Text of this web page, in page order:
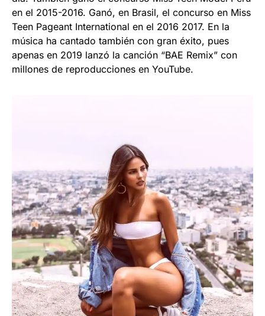
en el 2015-2016. Ganó, en Brasil, el concurso en Miss
Teen Pageant International en el 2016 2017. En la
música ha cantado también con gran éxito, pues
apenas en 2019 lanzó la canción “BAE Remix” con
millones de reproducciones en YouTube.